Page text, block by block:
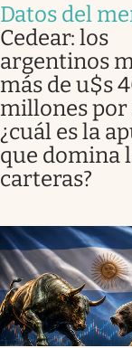
Datos del
Cedear: los
argentinos
más de u$s
millones por
¿cuál es la
que domina
carteras?